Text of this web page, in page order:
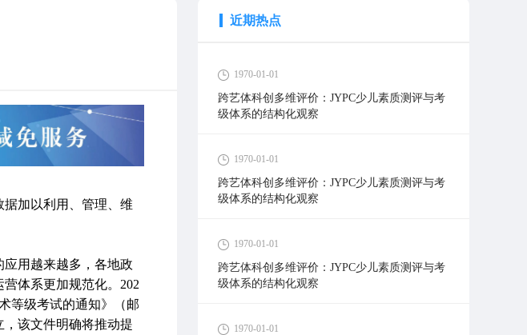
加以利用、管理、维
用越来越多，各地政
体系更加规范化。 202
等级考试的通知》（邮
该文件明确将推动提
近期热点
1970-01-01
跨艺体科创多维评价：JYPC少儿素质测评与考
级体系的结构化观察
1970-01-01
跨艺体科创多维评价：JYPC少儿素质测评与考
级体系的结构化观察
1970-01-01
跨艺体科创多维评价：JYPC少儿素质测评与考
级体系的结构化观察
1970-01-01